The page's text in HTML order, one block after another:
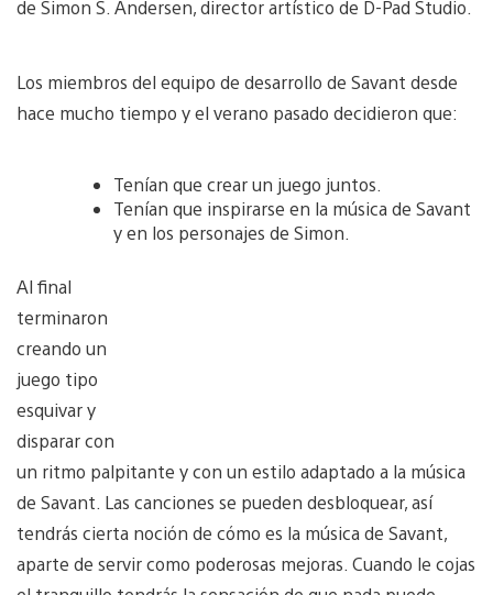
de Simon S. Andersen, director artístico de D-Pad Studio.
Los miembros del equipo de desarrollo de Savant desde
hace mucho tiempo y el verano pasado decidieron que:
Tenían que crear un juego juntos.
Tenían que inspirarse en la música de Savant
y en los personajes de Simon.
Al final
terminaron
creando un
juego tipo
esquivar y
disparar con
un ritmo palpitante y con un estilo adaptado a la música
de Savant. Las canciones se pueden desbloquear, así
tendrás cierta noción de cómo es la música de Savant,
aparte de servir como poderosas mejoras. Cuando le cojas